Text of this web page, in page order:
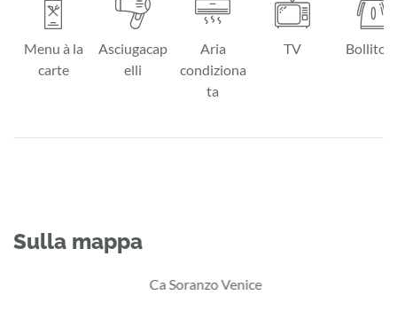
Menu à la
carte
Asciugacap
elli
Aria
condiziona
ta
TV
Sulla mappa